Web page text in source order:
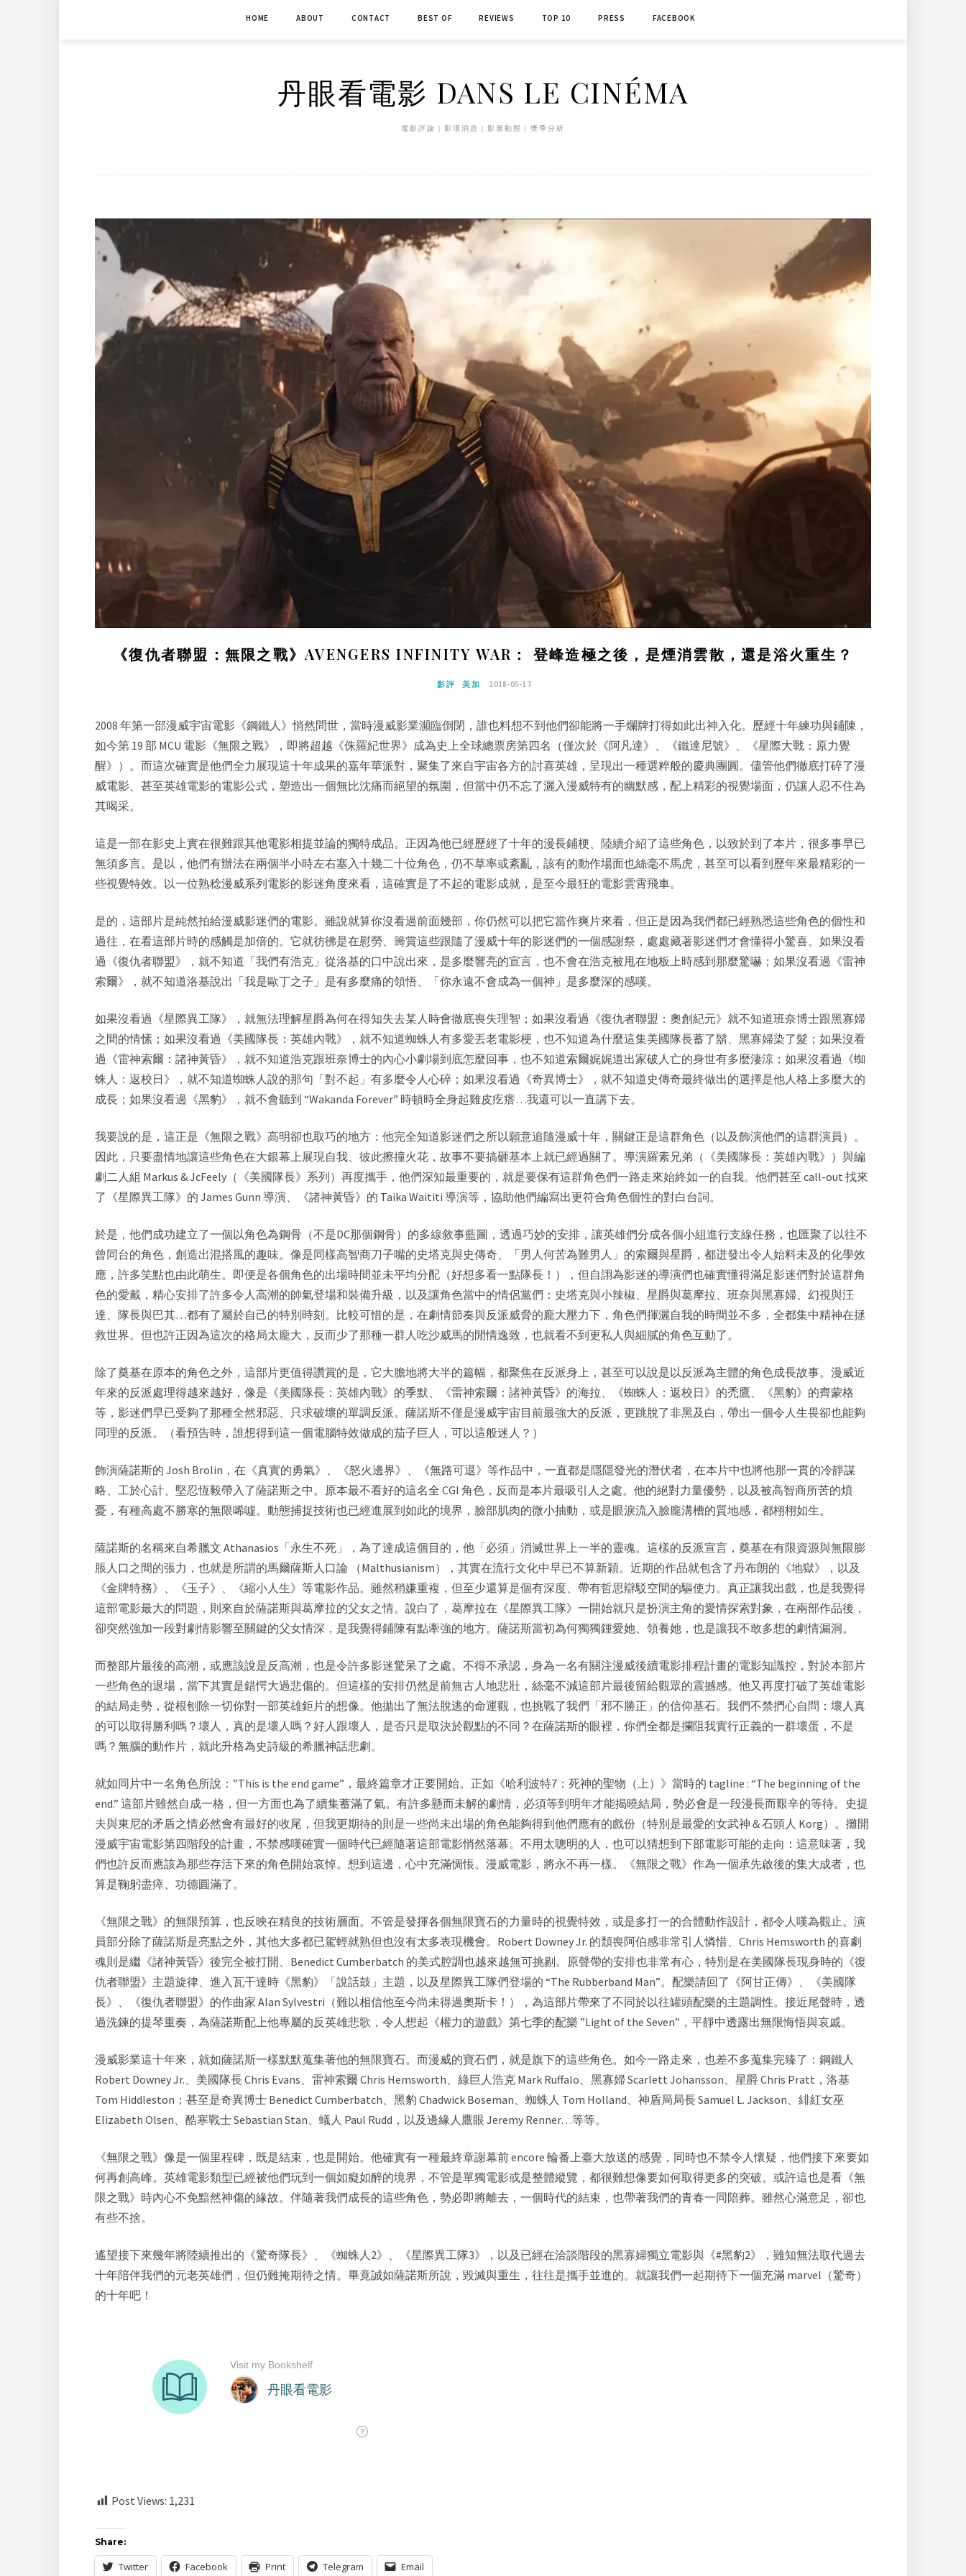
HOME ABOUT CONTACT BEST OF REVIEWS TOP 10 PRESS FACEBOOK
丹眼看電影 DANS LE CINÉMA
電影評論｜影壇消息｜影展動態｜獎季分析
《復仇者聯盟：無限之戰》AVENGERS INFINITY WAR： 登峰造極之後，是煙消雲散，還是浴火重生？
影評 美加 2018-05-17
2008 年第一部漫威宇宙電影《鋼鐵 人 》悄然問世，當時漫威影業瀕臨倒閉，誰也料想不到他們卻能將一手爛牌打得如此出神入化。歷經十年練功與鋪陳，
如今第 19 部 MCU 電影《無限之戰》，即將超越《侏羅紀世界》成為史上全球總票房第四名（僅次於《阿凡達》、《鐵達尼號》、《星際大戰 ：原力覺
醒》）。而這次確實是他們全力展現這十年成果的嘉年華派對，聚集了來自宇宙各方的討喜英雄，呈現出一種選粹般的慶典團圓。儘管他們徹底打碎了漫
威電影、甚至英雄電影的電影公式，塑造出一個無比沈痛而絕望的氛圍，但當中仍不忘了灑入漫威特有的幽默感，配上精彩的視覺場面，仍讓人忍不住為
其喝采。
這是一部在影史上實在很難跟其他電影相提並論的獨特成品。正因為他已經歷經了十年的漫長鋪梗、陸續介紹了這些角色，以致於到了本片，很多事早已
無須多言。是以，他們有辦法在兩個半小時左右塞入十幾二十位角色，仍不草率或紊亂，該有的動作場面也絲毫不馬虎，甚至可以看到歷年來最精彩的一
些視覺特效。以一位熟稔漫威系列電影的影迷角度來看，這確實是了不起的電影成就，是至今最狂的電影雲霄飛車。
是的，這部片是純然拍給漫威影迷們的電影。雖說就算你沒看過前面幾部，你仍然可以把它當作爽片來看，但正是因為我們都已經熟悉這些角色的個性和
過往，在看這部片時的感觸是加倍的。它就彷彿是在慰勞、籌賞這些跟隨了漫威十年的影迷們的一個感謝祭，處處藏著影迷們才會懂得小驚喜。如果沒看
過《復仇者聯盟》，就不知道「我們有浩克」從洛基的口中說出來，是多麼響亮的宣言，也不會在浩克被甩在地板上時感到那麼驚嚇；如果沒看過《雷神
索爾》，就不知道洛基說出「我是歐丁之子」是有多麼痛的領悟、「你永遠不會成為一個神」是多麼深的感嘆。
如果沒看過《星際異工隊》，就無法理解星爵為何在得知失去某人時會徹底喪失理智；如果沒看過《復仇者聯盟：奧創紀元》就不知道班奈博士跟黑寡婦
之間的情愫；如果沒看過《美國隊長：英雄內戰》，就不知道蜘蛛人有多愛丟老電影梗，也不知道為什麼這集美國隊長蓄了鬍、黑寡婦染了髮；如果沒看
過《雷神索爾：諸神黃昏》，就不知道浩克跟班奈博士的內心小劇場到底怎麼回事，也不知道索爾娓娓道出家破人亡的身世有多麼淒涼；如果沒看過《蜘
蛛人：返校日》，就不知道蜘蛛人說的那句「對不起」有多麼令人心碎；如果沒看過《奇異博士》，就不知道史傳奇最終做出的選擇是他人格上多麼大的
成長；如果沒看過《黑豹》，就不會聽到 “Wakanda Forever” 時頓時全身起雞皮疙瘩…我還可以一直講下去。
我要說的是，這正是《無限之戰》高明卻也取巧的地方：他完全知道影迷們之所以願意追隨漫威十年，關鍵正是這群角色（以及飾演他們的這群演員）。
因此，只要盡情地讓這些角色在大銀幕上展現自我、彼此擦撞火花，故事不要搞砸基本上就已經過關了。導演羅素兄弟（《美國隊長：英雄內戰》）與編
劇二人組 Markus & JcFeely（《美國隊長》系列）再度攜手，他們深知最重要的，就是要保有這群角色們一路走來始終如一的自我。他們甚至 call-out 找來
了《星際異工隊》的 James Gunn 導演、《諸神黃昏》的 Taika Waititi 導演等，協助他們編寫出更符合角色個性的對白台詞。
於是，他們成功建立了一個以角色為鋼骨（不是DC那個鋼骨）的多線敘事藍圖，透過巧妙的安排，讓英雄們分成各個小組進行支線任務，也匯聚了以往不
曾同台的角色，創造出混搭風的趣味。像是同樣高智商刀子嘴的史塔克與史傳奇、「男人何苦為難男人」的索爾與星爵，都迸發出令人始料未及的化學效
應，許多笑點也由此萌生。即便是各個角色的出場時間並未平均分配（好想多看一點隊長！），但自詡為影迷的導演們也確實懂得滿足影迷們對於這群角
色的愛戴，精心安排了許多令人高潮的帥氣登場和裝備升級，以及讓角色當中的情侶黨們：史塔克與小辣椒、星爵與葛摩拉、班奈與黑寡婦、幻視與汪
達、隊長與巴其…都有了屬於自己的特別時刻。比較可惜的是，在劇情節奏與反派威脅的龐大壓力下，角色們揮灑自我的時間並不多，全都集中精神在拯
救世界。但也許正因為這次的格局太龐大，反而少了那種一群人吃沙威馬的閒情逸致，也就看不到更私人與細膩的角色互動了。
除了奠基在原本的角色之外，這部片更值得讚賞的是，它大膽地將大半的篇幅，都聚焦在反派身上，甚至可以說是以反派為主體的角色成長故事。漫威近
年來的反派處理得越來越好，像是《美國隊長：英雄內戰》的季默、《雷神索爾：諸神黃昏》的海拉、《蜘蛛人 ：返校日》的禿鷹、《黑豹》的齊蒙格
等，影迷們早已受夠了那種全然邪惡、只求破壞的單調反派。薩諾斯不僅是漫威宇宙目前最強大的反派，更跳脫了非黑及白，帶出一個令人生畏卻也能夠
同理的反派。（看預告時，誰想得到這一個電腦特效做成的茄子巨人，可以這般迷人？）
飾演薩諾斯的 Josh Brolin，在《真實的勇氣》、《怒火邊界》、《無路可退》等作品中，一直都是隱隱發光的潛伏者，在本片中也將他那一貫的冷靜謀
略、工於心計、堅忍恆毅帶入了薩諾斯之中。原本最不看好的這名全 CGI 角色，反而是本片最吸引人之處。他的絕對力量優勢，以及被高智商所苦的煩
憂，有種高處不勝寒的無限唏噓。動態捕捉技術也已經進展到如此的境界，臉部肌肉的微小抽動，或是眼淚流入臉龐溝槽的質地感，都栩栩如生。
薩諾斯的名稱來自希臘文 Athanasios「永生不死」，為了達成這個目的，他「必須」消滅世界上一半的靈魂。這樣的反派宣言，奠基在有限資源與無限膨
脹人口之間的張力，也就是所謂的馬爾薩斯人口論 （Malthusianism），其實在流行文化中早已不算新穎。近期的作品就包含了丹布朗的《地獄》，以及
《金牌特務》、《玉子》、《縮小人生》等電影作品。雖然稍嫌重複，但至少還算是個有深度、帶有哲思辯駁空間的驅使力。真正讓我出戲，也是我覺得
這部電影最大的問題，則來自於薩諾斯與葛摩拉的父女之情。說白了，葛摩拉在《星際異工隊》一開始就只是扮演主角的愛情探索對象，在兩部作品後，
卻突然強加一段對劇情影響至關鍵的父女情深，是我覺得鋪陳有點牽強的地方。薩諾斯當初為何獨獨鍾愛她、領養她，也是讓我不敢多想的劇情漏洞。
而整部片最後的高潮，或應該說是反高潮，也是令許多影迷驚呆了之處。不得不承認，身為一名有關注漫威後續電影排程計畫的電影知識控，對於本部片
一些角色的退場，當下其實是錯愕大過悲傷的。但這樣的安排仍然是前無古人地悲壯，絲毫不減這部片最後留給觀眾的震撼感。他又再度打破了英雄電影
的結局走勢，從根刨除一切你對一部英雄鉅片的想像。他拋出了無法脫逃的命運觀，也挑戰了我們「邪不勝正」的信仰基石。我們不禁捫心自問：壞人真
的可以取得勝利嗎？壞人，真的是壞人嗎？好人跟壞人，是否只是取決於觀點的不同？在薩諾斯的眼裡，你們全都是攔阻我實行正義的一群壞蛋，不是
嗎？無腦的動作片，就此升格為史詩級的希臘神話悲劇。
就如同片中一名角色所說：”This is the end game”，最終篇章才正要開始。正如《哈利波特7 ： 死神的聖物 （上）》當時的 tagline : “The beginning of the
end.” 這部片雖然自成一格，但一方面也為了續集蓄滿了氣。有許多懸而未解的劇情，必須等到明年才能揭曉結局，勢必會是一段漫長而艱辛的等待。史提
夫與東尼的矛盾之情必然會有最好的收尾，但我更期待的則是一些尚未出場的角色能夠得到他們應有的戲份（特別是最愛的女武神＆石頭人 Korg）。攤開
漫威宇宙電影第四階段的計畫，不禁感嘆確實一個時代已經隨著這部電影悄然落幕。不用太聰明的人，也可以猜想到下部電影可能的走向：這意味著，我
們也許反而應該為那些存活下來的角色開始哀悼。想到這邊，心中充滿惆悵。漫威電影，將永不再一樣。《無限之戰》作為一個承先啟後的集大成者，也
算是鞠躬盡瘁、功德圓滿了。
《無限之戰》的無限預算，也反映在精良的技術層面。不管是發揮各個無限寶石的力量時的視覺特效，或是多打一的合體動作設計，都令人嘆為觀止。演
員部分除了薩諾斯是亮點之外，其他大多都已駕輕就熟但也沒有太多表現機會。Robert Downey Jr. 的頹喪阿伯感非常引人憐惜、Chris Hemsworth 的喜劇
魂則是繼《諸神黃昏》後完全被打開、Benedict Cumberbatch 的美式腔調也越來越無可挑剔。原聲帶的安排也非常有心，特別是在美國隊長現身時的《復
仇者聯盟》主題旋律、進入瓦干達時《黑豹》「說話鼓」主題，以及星際異工隊們登場的 “The Rubberband Man”。配樂請回了《阿甘正傳》、《美國隊
長》、《復仇者聯盟》的作曲家 Alan Sylvestri（難以相信他至今尚未得過奧斯卡！），為這部片帶來了不同於以往罐頭配樂的主題調性。接近尾聲時，透
過洗鍊的提琴重奏，為薩諾斯配上他專屬的反英雄悲歌，令人想起《權力的遊戲》第七季的配樂 ”Light of the Seven”，平靜中透露出無限悔悟與哀戚。
漫威影業這十年來，就如薩諾斯一樣默默蒐集著他的無限寶石。而漫威的寶石們，就是旗下的這些角色。如今一路走來，也差不多蒐集完臻了：鋼鐵人
Robert Downey Jr.、美國隊長 Chris Evans、雷神索爾 Chris Hemsworth、綠巨人浩克 Mark Ruffalo、黑寡婦 Scarlett Johansson、星爵 Chris Pratt，洛基
Tom Hiddleston；甚至是奇異博士 Benedict Cumberbatch、黑豹 Chadwick Boseman、蜘蛛人 Tom Holland、神盾局局長 Samuel L. Jackson、緋紅女巫
Elizabeth Olsen、酷寒戰士 Sebastian Stan、蟻人 Paul Rudd，以及邊緣人鷹眼 Jeremy Renner…等等。
《無限之戰》像是一個里程碑，既是結束，也是開始。他確實有一種最終章謝幕前 encore 輪番上臺大放送的感覺，同時也不禁令人懷疑，他們接下來要如
何再創高峰。英雄電影類型已經被他們玩到一個如癡如醉的境界，不管是單獨電影或是整體縱覽，都很難想像要如何取得更多的突破。或許這也是看《無
限之戰》時內心不免黯然神傷的緣故。伴隨著我們成長的這些角色，勢必即將離去，一個時代的結束，也帶著我們的青春一同陪葬。雖然心滿意足，卻也
有些不捨。
遙望接下來幾年將陸續推出的《驚奇隊長》、《蜘蛛人2》、《星際異工隊3》，以及已經在洽談階段的黑寡婦獨立電影與《#黑豹2》，雖知無法取代過去
十年陪伴我們的元老英雄們，但仍難掩期待之情。畢竟誠如薩諾斯所說，毀滅與重生，往往是攜手並進的。就讓我們一起期待下一個充滿 marvel（驚奇）
的十年吧！
Post Views: 1,231
Share:
Twitter Facebook Print Telegram Email